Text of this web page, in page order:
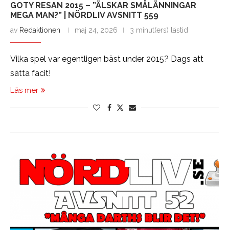
GOTY RESAN 2015 – ”ÄLSKAR SMÅLÄNNINGAR
MEGA MAN?” | NÖRDLIV AVSNITT 559
av Redaktionen maj 24, 2026 3 minut(ers) lästid
Vilka spel var egentligen bäst under 2015? Dags att
sätta facit!
Läs mer